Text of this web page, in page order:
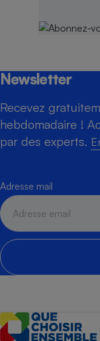
Newsletter
Recevez
hebdomadaire !
par des experts.
Adresse mail